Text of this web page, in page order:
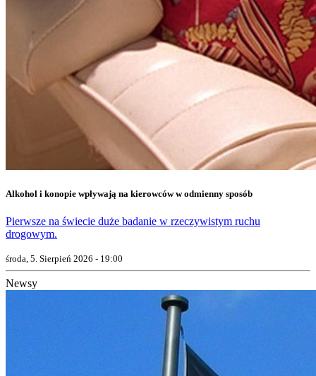
Alkohol i konopie wpływają na kierowców w odmienny sposób
Pierwsze na świecie duże badanie w rzeczywistym ruchu
drogowym.
środa, 5. Sierpień 2026 - 19:00
Newsy